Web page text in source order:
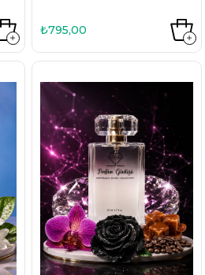
₺795,00